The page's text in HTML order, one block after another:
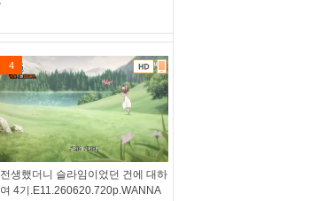
4
전생했더니 슬라임이었던 건에 대하
여 4기.E11.260620.720p.WANNA